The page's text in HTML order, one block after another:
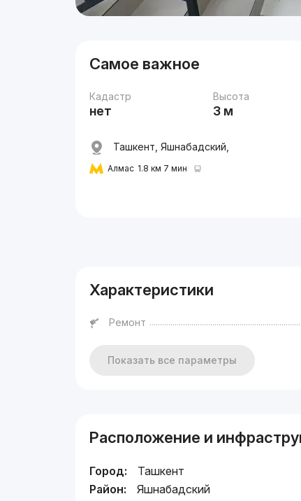
Самое важное
Кадастр
нет
Высота
3 м
Ташкент, Яшнабадский,
Алмас 1.8 км 7 мин
Характеристики
Ремонт
Показать все параметры
Расположение и
Город:
Ташкент
Район:
Яшнабадский